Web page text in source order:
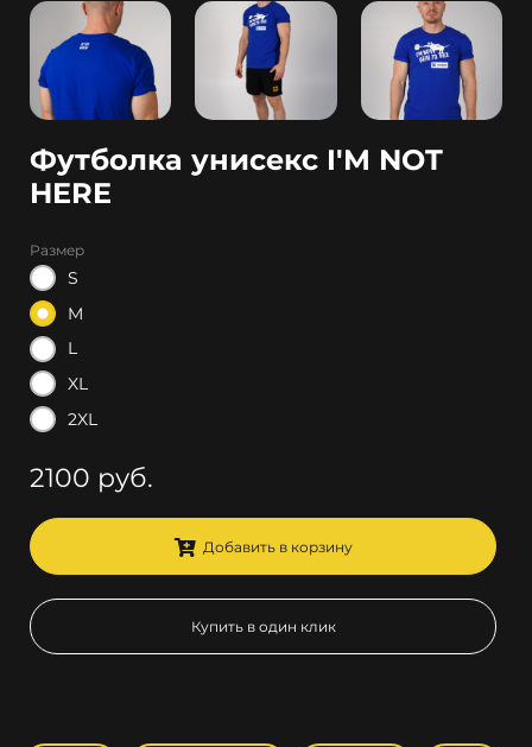
Футболка унисекс I'M NOT
HERE
Размер
S
M
L
XL
2XL
2100 руб.
Добавить в корзину
Купить в один клик